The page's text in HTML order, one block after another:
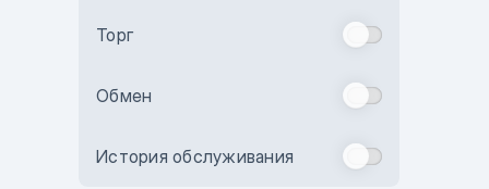
Бежевый
Комбинированный
Торг
Обмен
История обслуживания